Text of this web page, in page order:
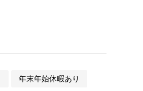
年末年始休暇あり